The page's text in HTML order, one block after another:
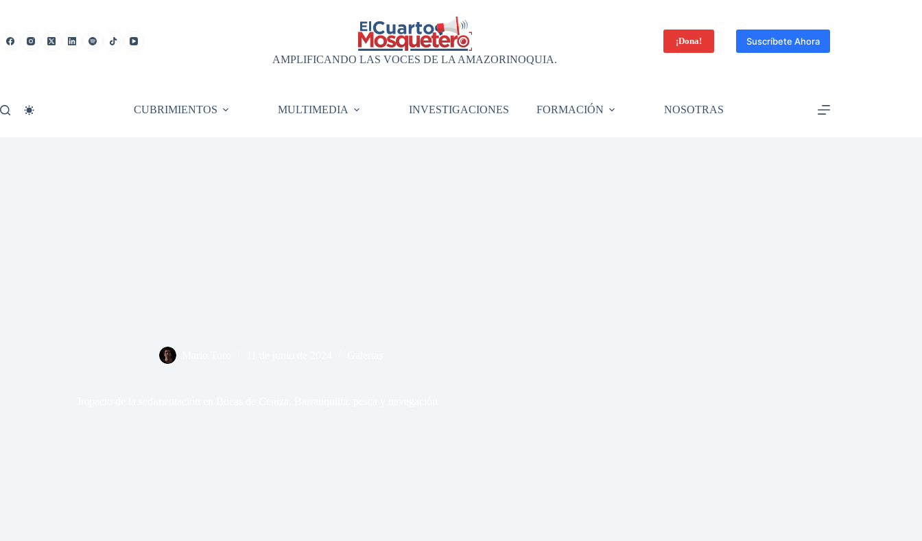
AMPLIFICANDO LAS VOCES DE LA AMAZORINOQUIA.
¡Dona! Suscríbete Ahora
CUBRIMIENTOS MULTIMEDIA INVESTIGACIONES FORMACIÓN NOSOTRAS